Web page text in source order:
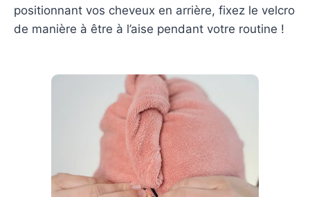
positionnant vos cheveux en arrière, fixez le velcro
de manière à être à l’aise pendant votre routine !